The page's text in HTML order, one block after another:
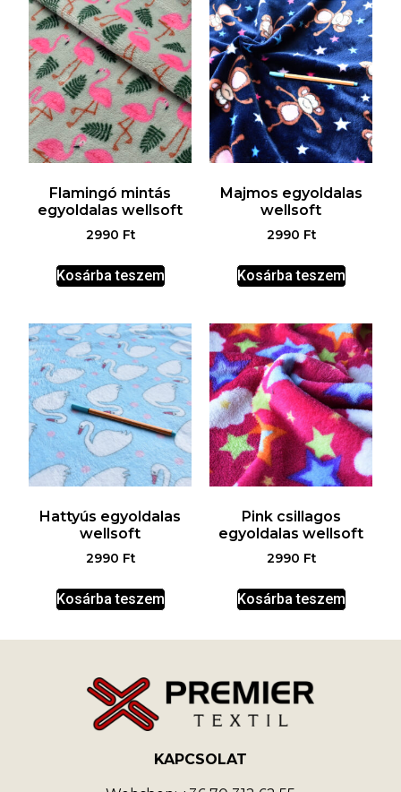
Flamingó mintás
egyoldalas wellsoft
2990 Ft
Kosárba teszem
Majmos egyoldalas
wellsoft
2990 Ft
Kosárba teszem
Hattyús egyoldalas
wellsoft
2990 Ft
Kosárba teszem
Pink csillagos
egyoldalas wellsoft
2990 Ft
Kosárba teszem
KAPCSOLAT